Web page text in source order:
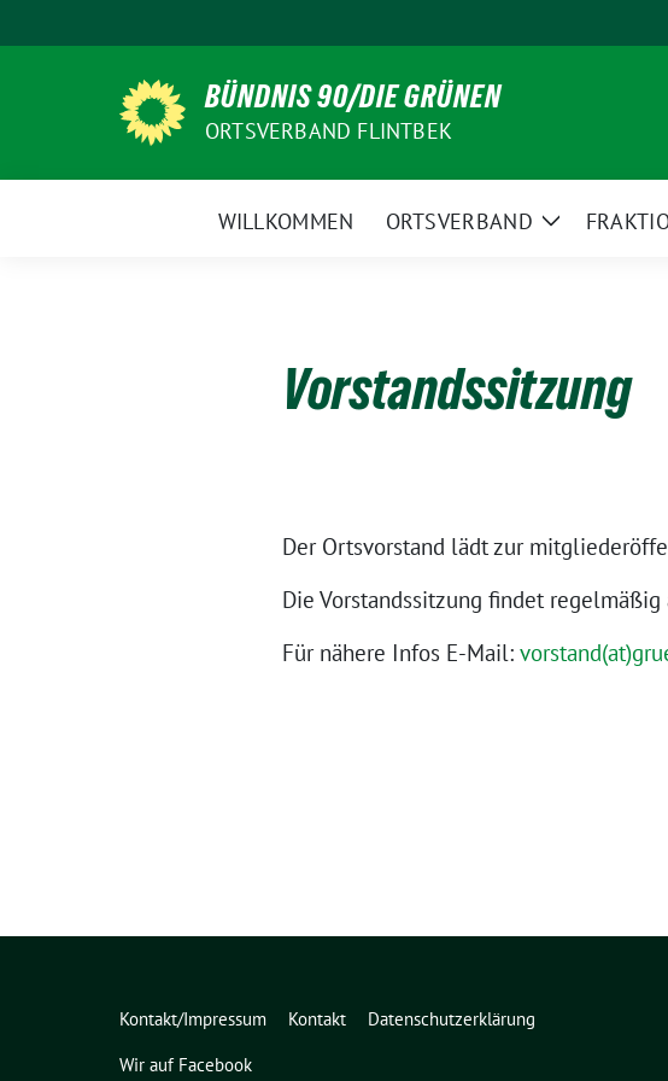
zum
BÜNDNIS 90/DIE GRÜNEN
ORTSVERBAND FLINTBEK
WILLKOMMEN ORTSVERBAND
Zeige
Vorstandssitzung
Der Ortsvorstand lädt zur
Die Vorstandssitzung findet regelmäßig
Für nähere Infos E-Mail:
Kontakt/Impressum Kontakt
Datenschutzerklärung
Wir auf Facebook